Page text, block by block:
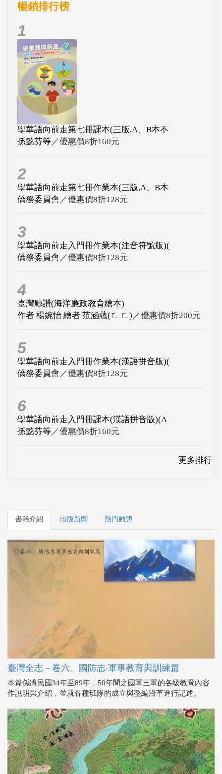
暢銷排行榜
1
學華語向前走第七冊課本(三版,A、B本不
孫懿芬等／優惠價8折160元
2
學華語向前走第七冊作業本(三版,A、B本
僑務委員會 ／優惠價8折128元
3
學華語向前走入門冊作業本(注音符號版)(
僑務委員會 ／優惠價8折128元
4
臺灣鯨讚(海洋廉政教育繪本)
作者 楊婉怡 繪者 范涵蘊(ㄈ ㄈ) ／優惠價8折200元
5
學華語向前走入門冊作業本(漢語拼音版)(
僑務委員會 ／優惠價8折128元
6
學華語向前走入門冊課本(漢語拼音版)(A
孫懿芬等／優惠價8折160元
更多排行
書籍介紹 出版新聞 熱門動態
臺灣全志－卷六、國防志‧軍事教育與訓練篇
本篇係將民國34年至89年，50年間之國軍三軍的各級教育內容
作說明與介紹，並就各種班隊的成立與整編沿革進行記述。